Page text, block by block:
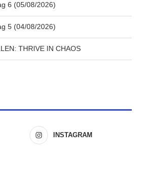
6 (05/08/2026)
5 (04/08/2026)
THRIVE IN CHAOS
INSTAGRAM